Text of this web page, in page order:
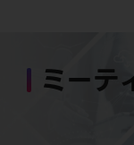
ミーテ